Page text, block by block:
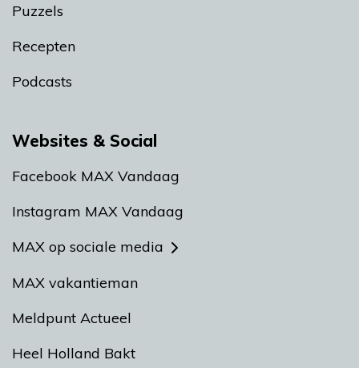
Puzzels
Recepten
Podcasts
Websites & Social
Facebook MAX Vandaag
Instagram MAX Vandaag
MAX op sociale media
MAX vakantieman
Meldpunt Actueel
Heel Holland Bakt